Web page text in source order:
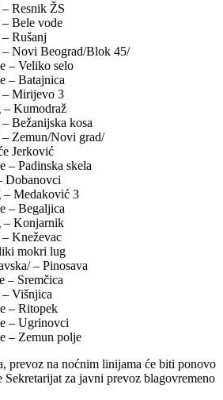
Resnik ŽS
Bele vode
Rušanj
Novi Beograd/Blok 45/
– Veliko selo
– Batajnica
– Mirijevo 3
– Kumodraž
Bežanijska kosa
Zemun/Novi grad/
Jerković
– Padinska skela
Dobanovci
– Medaković 3
– Begaljica
– Konjarnik
Kneževac
mokri lug
– Pinosava
– Sremčica
Višnjica
– Ritopek
– Ugrinovci
– Zemun polje
prevoz na noćnim linijama će biti ponovo
Sekretarijat za javni prevoz blagovremeno